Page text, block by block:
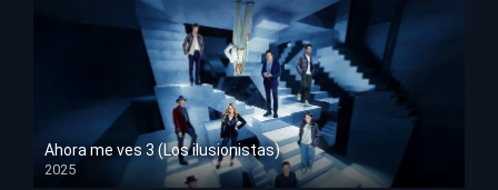
Ahora me ves 3 (Los ilusionistas)
2025
HD 1080p